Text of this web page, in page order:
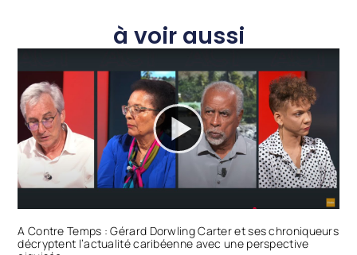
à voir aussi
A Contre Temps : Gérard Dorwling Carter et ses chroniqueurs
décryptent l’actualité caribéenne avec une perspective